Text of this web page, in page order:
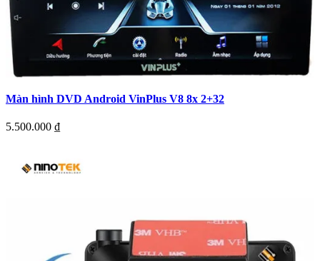
Màn hình DVD Android VinPlus V8 8x 2+32
5.500.000 ₫